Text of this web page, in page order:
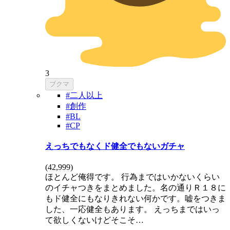
3
ブクマ
#二人以上
#創作
#BL
#CP
えっちでもなくド健全でもないガチャ
(42,999)
ほとんど俺得です。 行為まではいかないくらい
のイチャつきをまとめました。名の通りＲ１８に
もド健全にもなりきれない何かです。嘘をつきま
した、一応健全もあります。 えっちまではいっ
て欲しくないけどそこそ…